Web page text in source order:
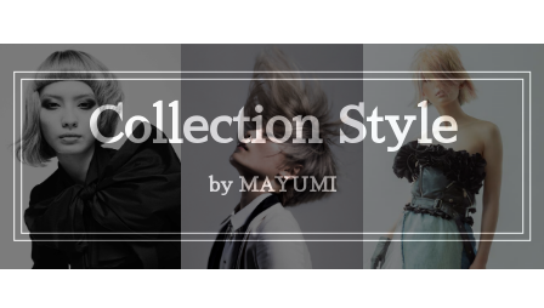
Collection Style
by MAYUMI